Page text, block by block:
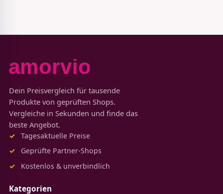
Dein Preisvergleich für tausende
Produkte von geprüften Shops.
Vergleiche in Sekunden und finde das
beste Angebot.
Tagesaktuelle Preise
Geprüfte Partner-Shops
Kostenlos & unverbindlich
Kategorien